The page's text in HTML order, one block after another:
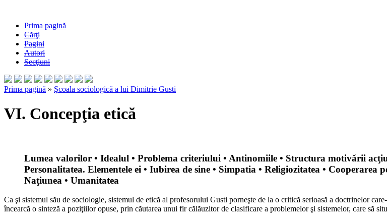
Prima pagină
Cărţi
Pagini
Autori
Secţiuni
Prima pagină » Şcoala sociologică a lui Dimitrie Gusti
VI. Concepţia etică
Lumea valorilor • Idealul • Problema criteriului • Antinomiile • Structura motivării
Personalitatea. Elementele ei • Iubirea de sine • Simpatia • Religiozitatea • Cooperarea
Naţiunea • Umanitatea
Ca şi sistemul său de sociologie, sistemul de etică al profesorului Gusti porneşte de la o critică serioasă a doctrinelor
încearcă o sinteză a poziţiilor opuse, prin căutarea unui fir călăuzitor de clasificare a problemelor şi sistemelor, care să